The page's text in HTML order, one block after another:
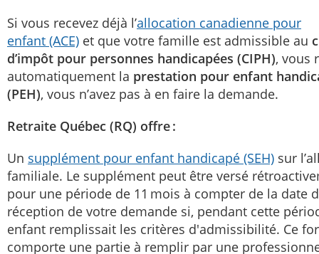
Si vous recevez déjà l’allocation canadienne pour
enfant (ACE) et que votre famille est admissible au
d’impôt pour personnes handicapées (CIPH), vous
automatiquement la prestation pour enfant
(PEH), vous n’avez pas à en faire la demande.
Retraite Québec (RQ) offre :
Un supplément pour enfant handicapé (SEH) sur
familiale. Le supplément peut être versé
pour une période de 11 mois à compter de la date
réception de votre demande si, pendant cette
enfant remplissait les critères d'admissibilité. Ce
comporte une partie à remplir par une